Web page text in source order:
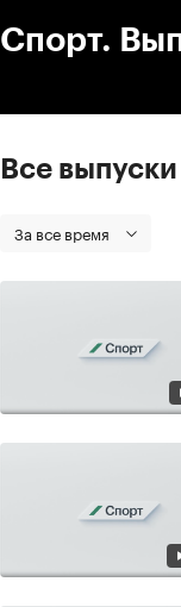
Спорт.
Все
За все время